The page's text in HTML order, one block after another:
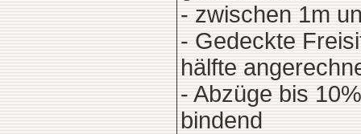
- zwischen 1m
- Gedeckte
hälfte
- Abzüge bis
bindend